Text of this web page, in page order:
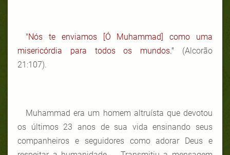
"Nós te enviamos [Ó Muhammad] como uma
misericórdia para todos os mundos." (Alcorão
21:107).
Muhammad era um homem altruísta que devotou
os últimos 23 anos de sua vida ensinando seus
companheiros e seguidores como adorar Deus e